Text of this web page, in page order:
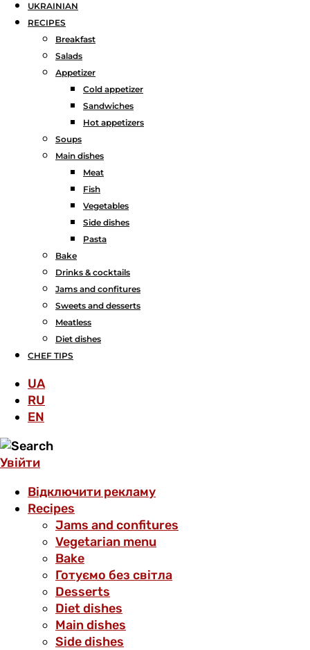
UKRAINIAN
RECIPES
Breakfast
Salads
Аppetizer
Cold appetizer
Sandwiches
Hot appetizers
Soups
Main dishes
Meat
Fish
Vegetables
Side dishes
Pasta
Bake
Drinks & cocktails
Jams and confitures
Sweets and desserts
Meatless
Diet dishes
CHEF TIPS
UA
RU
EN
Увійти
Відключити рекламу
Recipes
Jams and confitures
Vegetarian menu
Bake
Готуємо без світла
Desserts
Diet dishes
Main dishes
Side dishes